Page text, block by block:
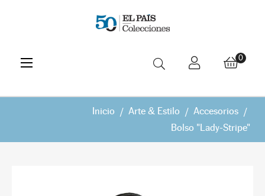
Navegación
de
☰ 0
Inicio Arte & Estilo
Accesorios
Bolso "Lady-Stripe"